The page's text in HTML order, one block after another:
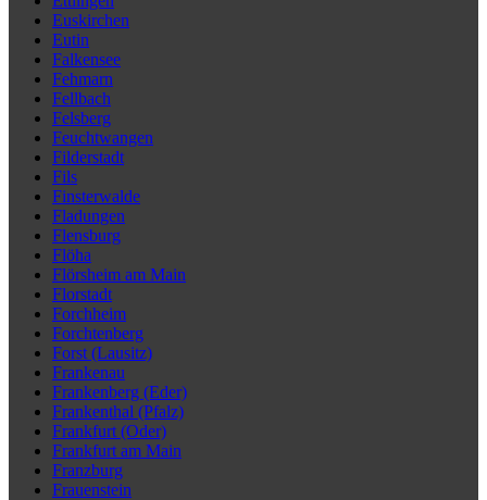
Euskirchen
Eutin
Falkensee
Fehmarn
Fellbach
Felsberg
Feuchtwangen
Filderstadt
Fils
Finsterwalde
Fladungen
Flensburg
Flöha
Flörsheim am Main
Florstadt
Forchheim
Forchtenberg
Forst (Lausitz)
Frankenau
Frankenberg (Eder)
Frankenthal (Pfalz)
Frankfurt (Oder)
Frankfurt am Main
Franzburg
Frauenstein